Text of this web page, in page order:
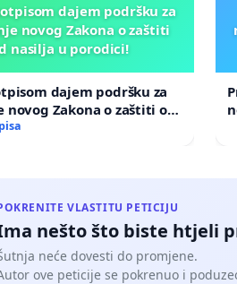
dajem podršku za
novog Zakona o zaštiti
nasilja u porodici!
dajem podršku za
novog Zakona o zaštiti od
VLASTITU PETICIJU
nešto što biste htjeli
neće dovesti do promjene.
ove peticije se pokrenuo i